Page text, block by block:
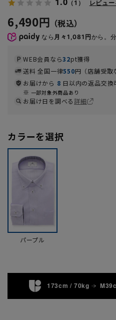
（1） レビュ
6,490円
なら 月々1,081円から。
WEB会員なら32pt獲得
送料 全国一律550円（店舗受取
お届けから 8 日以内の返品交換
一部対象外商品あり
お届け日を調べる詳細
カラーを選択
パープル
173cm / 70kg